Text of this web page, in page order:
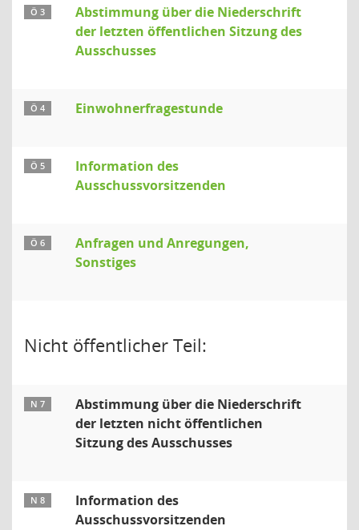
Ö 3
Abstimmung über die Niederschrift
der letzten öffentlichen Sitzung des
Ausschusses
Ö 4 Einwohnerfragestunde
Ö 5
Information des
Ausschussvorsitzenden
Ö 6
Anfragen und Anregungen,
Sonstiges
Nicht öffentlicher Teil:
N 7
Abstimmung über die Niederschrift
der letzten nicht öffentlichen
Sitzung des Ausschusses
N 8
Information des
Ausschussvorsitzenden